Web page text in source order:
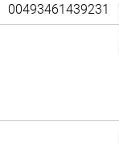
00493461439231